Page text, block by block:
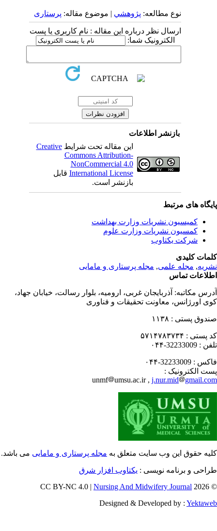
نوع مطالعه:پژوهشي| موضوع مقاله:پرستاری
ارسال نظر درباره این مقاله : نام کاربری یا پست
الکترونیک شما:
بازنشر اطلاعات
این مقاله تحت شرایطCreative
Commons Attribution-
NonCommercial 4.0
International Licenseقابل
بازنشر است.
های مرتبط
کمیسیون نشریات وزارت بهداشت
کمسیون نشریات وزارت علوم
شرکت یکتاوب
کلیدی
,مجله علمی, مجله پرستاری و مامایی
تماس
مکاتبه:آذربایجان غربی، ارومیه، بلوار رسالت، خیابان جهاد،
اورژانس، معاونت تحقیقات و فناوری
پستی : ۱۱۳۸
پستی : ۵۷۱۴۷۸۳۷۳۴
: 32233009-۰۴۴
: 32233009-۰۴۴
الکترونیک :
unmf
umsu.ac.ir ,j.nur.mid
حقوق این وب سایت متعلق بهمجله پرستاری و ماماییمی باشد.
و برنامه نویسی : یکتاوب افزار شرق
©
Nursing And Midwifery Journal
Designed & Developed by :